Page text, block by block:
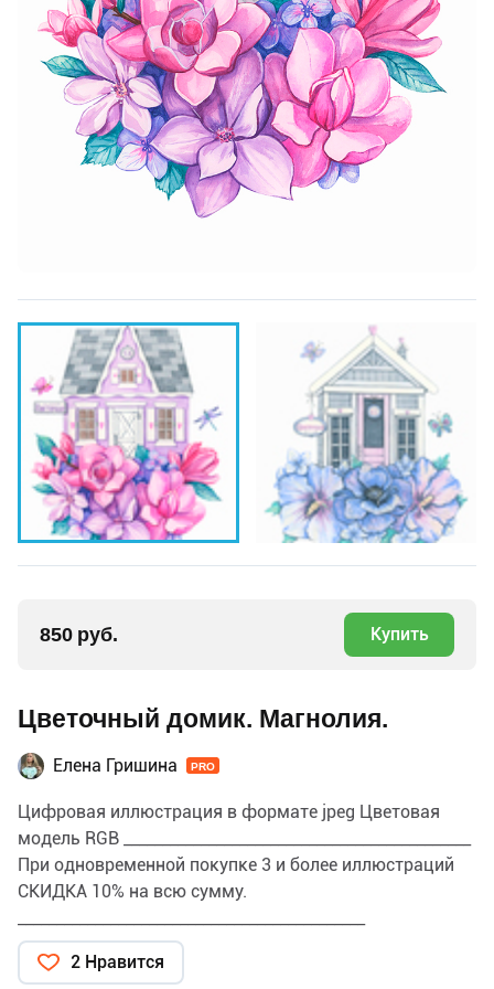
850 руб. Купить
Цветочный домик. Магнолия.
Елена Гришина PRO
Цифровая иллюстрация в формате jpeg Цветовая
модель RGB _____________________________________________
При одновременной покупке 3 и более иллюстраций
СКИДКА 10% на всю сумму.
ПРИМЕНЕНИЕ и ЛИЦЕНЗИЯ Данную иллюстрацию
можно использовать для личных и коммерческих
2 Нравится